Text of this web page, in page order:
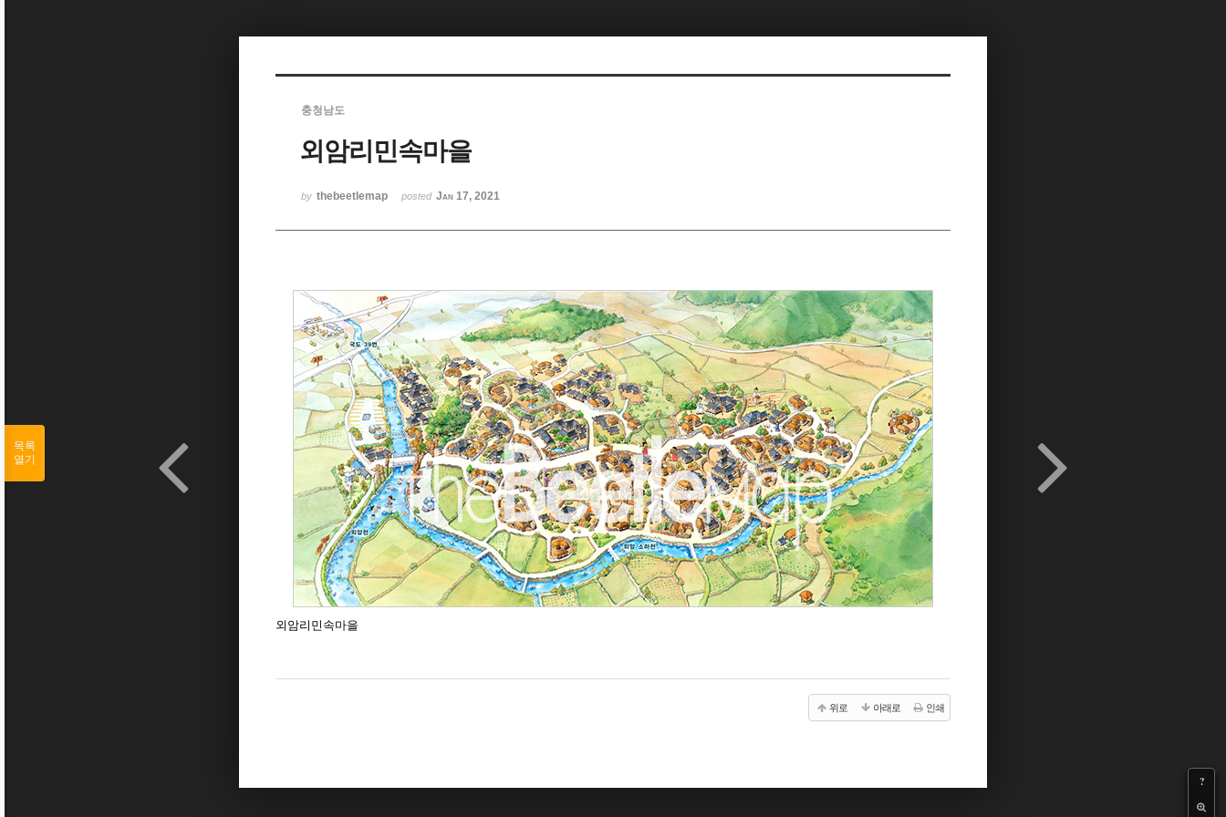
충청남도
외암리민속마을
by thebeetlemap posted Jan 17, 2021
?
외암리민속마을
위로 아래로 인쇄
목록
열기
Sketchbook5, 스케치북5
Sketchbook5, 스케치북5